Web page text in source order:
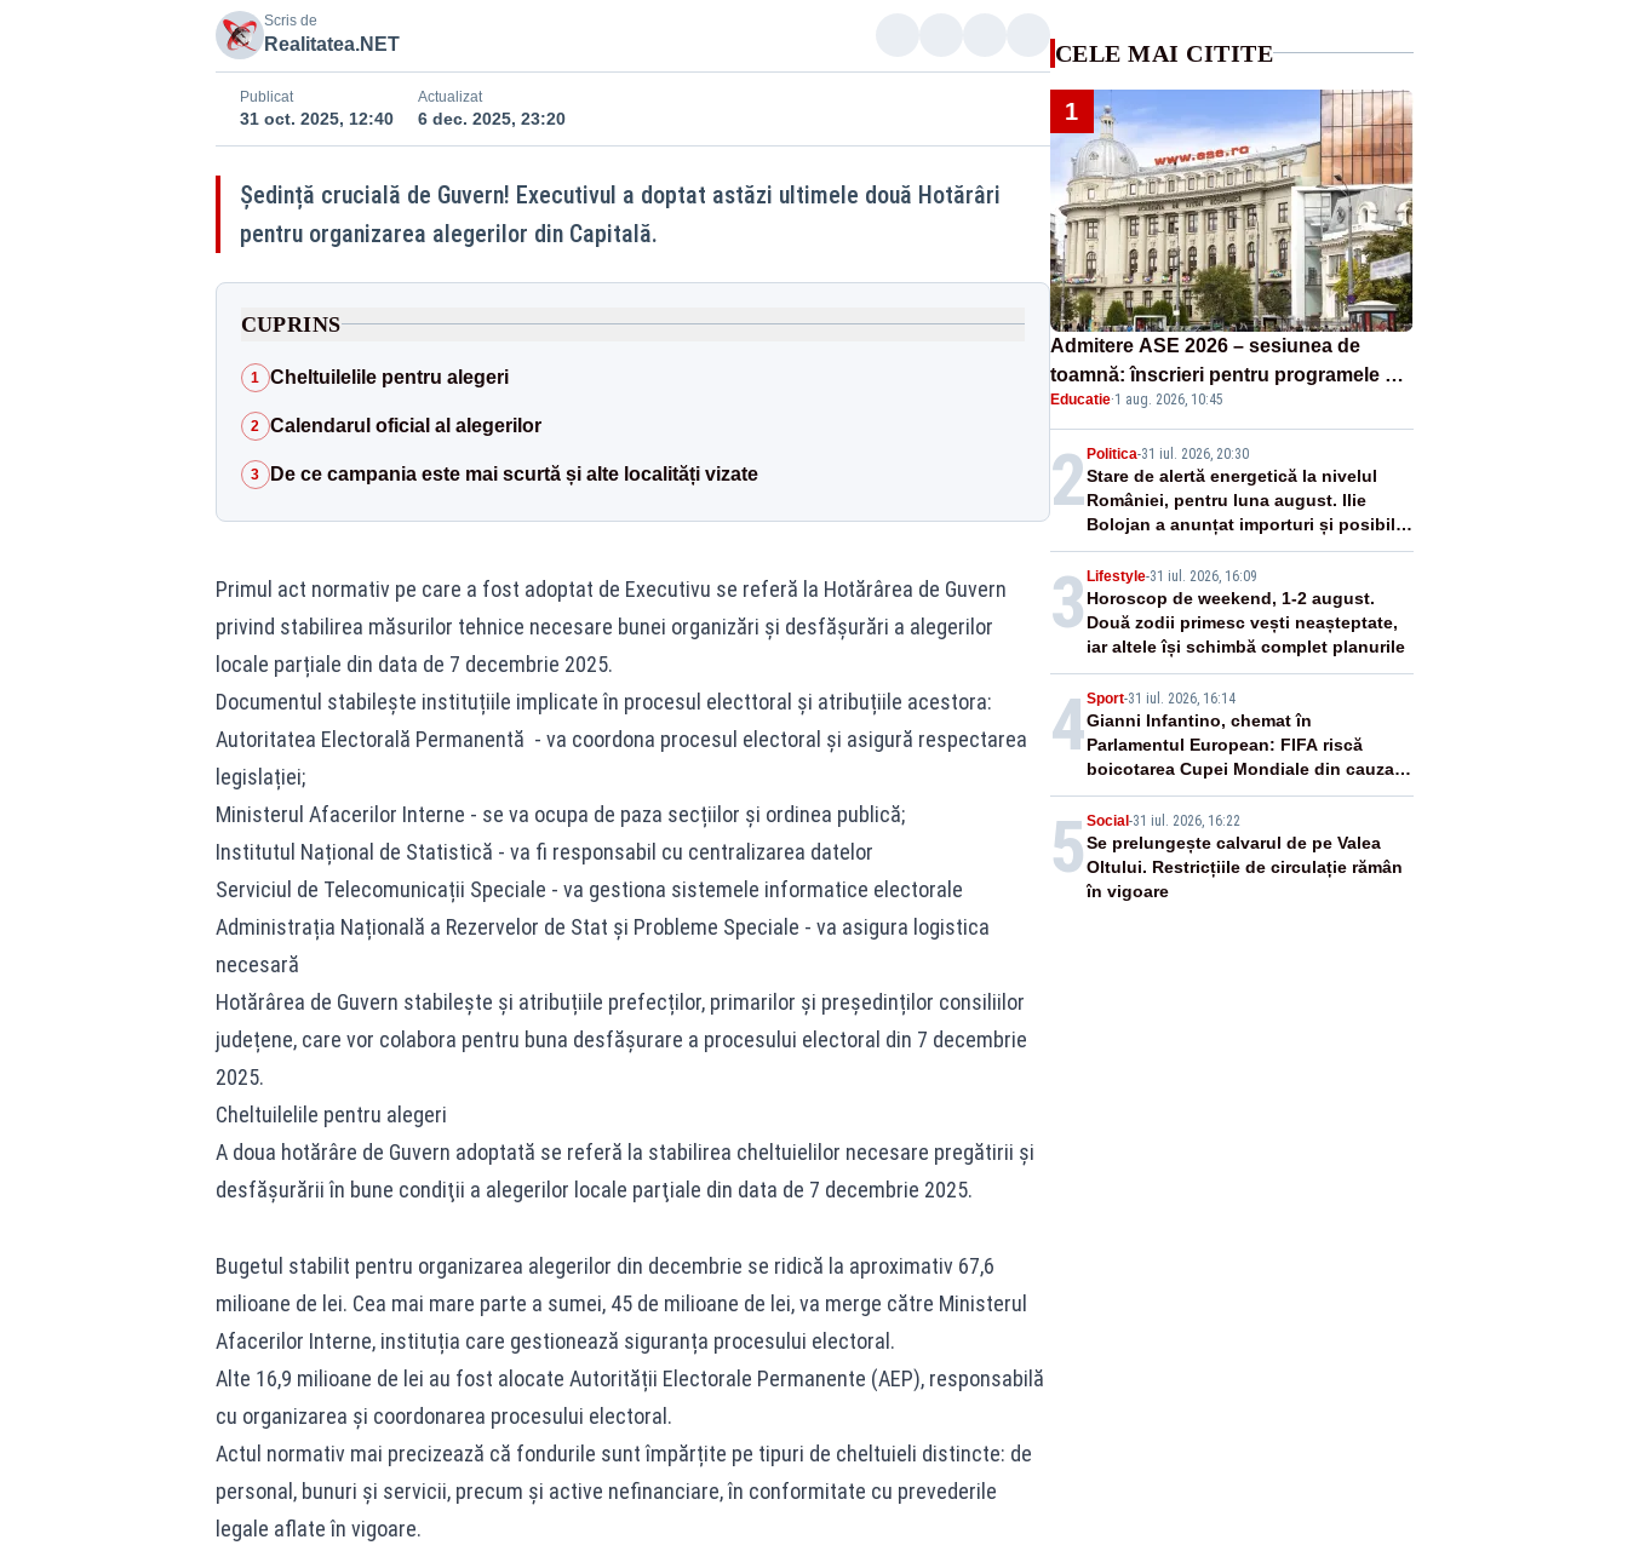
Scris de
Realitatea.NET
Publicat
31 oct. 2025, 12:40
Actualizat
6 dec. 2025, 23:20
Ședință crucială de Guvern! Executivul a doptat astăzi ultimele două Hotărâri
pentru organizarea alegerilor din Capitală.
CUPRINS
1 Cheltuilelile pentru alegeri
2 Calendarul oficial al alegerilor
3 De ce campania este mai scurtă și alte localități vizate
Primul act normativ pe care a fost adoptat de Executivu se referă la Hotărârea de Guvern
privind stabilirea măsurilor tehnice necesare bunei organizări și desfășurări a alegerilor
locale parțiale din data de 7 decembrie 2025.
Documentul stabilește instituțiile implicate în procesul electtoral și atribuțiile acestora:
Autoritatea Electorală Permanentă - va coordona procesul electoral și asigură respectarea
legislației;
Ministerul Afacerilor Interne - se va ocupa de paza secțiilor și ordinea publică;
Institutul Național de Statistică - va fi responsabil cu centralizarea datelor
Serviciul de Telecomunicații Speciale - va gestiona sistemele informatice electorale
Administrația Națională a Rezervelor de Stat și Probleme Speciale - va asigura logistica
necesară
Hotărârea de Guvern stabilește și atribuțiile prefecților, primarilor și președinților consiliilor
județene, care vor colabora pentru buna desfășurare a procesului electoral din 7 decembrie
2025.
Cheltuilelile pentru alegeri
A doua hotărâre de Guvern adoptată se referă la stabilirea cheltuielilor necesare pregătirii şi
desfăşurării în bune condiţii a alegerilor locale parţiale din data de 7 decembrie 2025.
Bugetul stabilit pentru organizarea alegerilor din decembrie se ridică la aproximativ 67,6
milioane de lei. Cea mai mare parte a sumei, 45 de milioane de lei, va merge către Ministerul
Afacerilor Interne, instituția care gestionează siguranța procesului electoral.
Alte 16,9 milioane de lei au fost alocate Autorității Electorale Permanente (AEP), responsabilă
cu organizarea și coordonarea procesului electoral.
Actul normativ mai precizează că fondurile sunt împărțite pe tipuri de cheltuieli distincte: de
personal, bunuri și servicii, precum și active nefinanciare, în conformitate cu prevederile
legale aflate în vigoare.
CELE MAI CITITE
1
Admitere ASE 2026 – sesiunea de
toamnă: înscrieri pentru programele de
licență, masterat și doctorat
Educatie·1 aug. 2026, 10:45
2Politica-31 iul. 2026, 20:30
Stare de alertă energetică la nivelul
României, pentru luna august. Ilie
Bolojan a anunțat importuri și posibile
restricții – VIDEO
3 Lifestyle-31 iul. 2026, 16:09
Horoscop de weekend, 1-2 august.
Două zodii primesc vești neașteptate,
iar altele își schimbă complet planurile
4Sport-31 iul. 2026, 16:14
Gianni Infantino, chemat în
Parlamentul European: FIFA riscă
boicotarea Cupei Mondiale din cauza
planului cu investitori privați
5 Social-31 iul. 2026, 16:22
Se prelungește calvarul de pe Valea
Oltului. Restricțiile de circulație rămân
în vigoare